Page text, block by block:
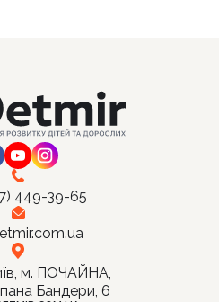
449-39-65
м. ПОЧАЙНА,
Бандери, 6